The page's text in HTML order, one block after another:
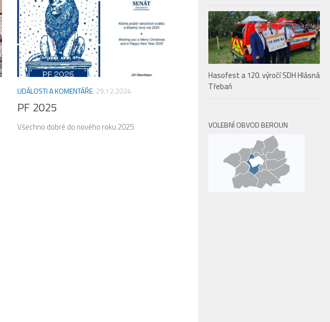
UDÁLOSTI A KOMENTÁŘE 29.12.2024
PF 2025
Všechno dobré do nového roku 2025
Hasofest a 120. výročí SDH Hlásná
Třebaň
VOLEBNÍ OBVOD BEROUN